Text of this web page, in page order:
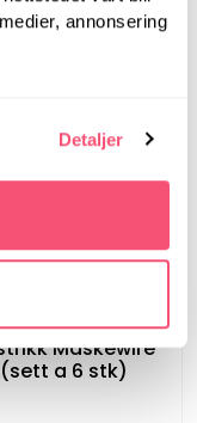
annonsering
Detaljer
Maskewire
(sett a 6 stk)